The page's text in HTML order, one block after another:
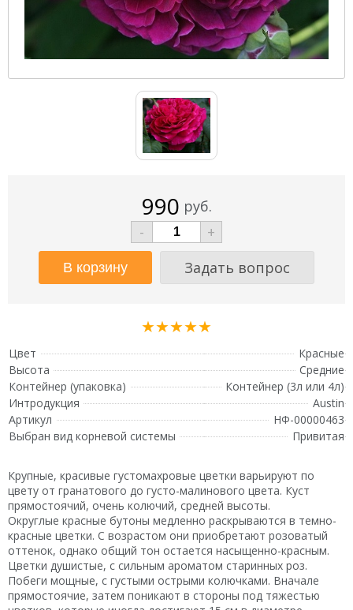
990 руб.
-
+
Задать вопрос
★★★★★
Цвет
Красные
Высота
Средние
Контейнер (упаковка)
Контейнер (3л или 4л)
Интродукция
Austin
Артикул
НФ-00000463
Выбран вид корневой системы
Привитая
Крупные, красивые густомахровые цветки варьируют по
цвету от гранатового до густо-малинового цвета. Куст
прямостоячий, очень колючий, средней высоты.
Округлые красные бутоны медленно раскрываются в темно-
красные цветки. С возрастом они приобретают розоватый
оттенок, однако общий тон остается насыщенно-красным.
Цветки душистые, с сильным ароматом старинных роз.
Побеги мощные, с густыми острыми колючками. Вначале
прямостоячие, затем поникают в стороны под тяжестью